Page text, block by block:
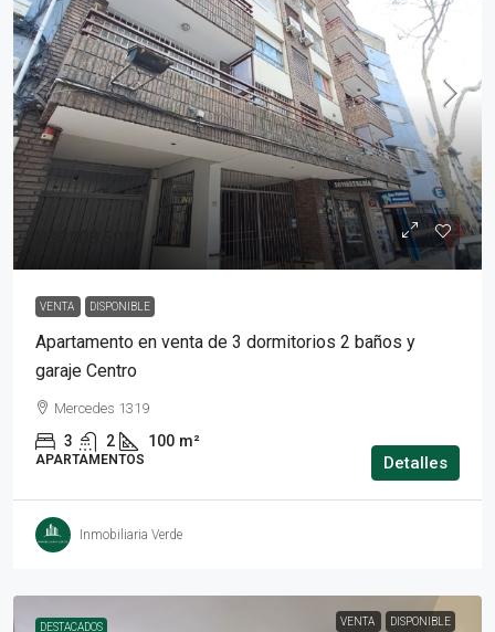
VENTA DISPONIBLE
Apartamento en venta de 3 dormitorios 2 baños y
garaje Centro
Mercedes 1319
3 2 100 m²
APARTAMENTOS Detalles
Inmobiliaria Verde
DESTACADOS VENTA DISPONIBLE